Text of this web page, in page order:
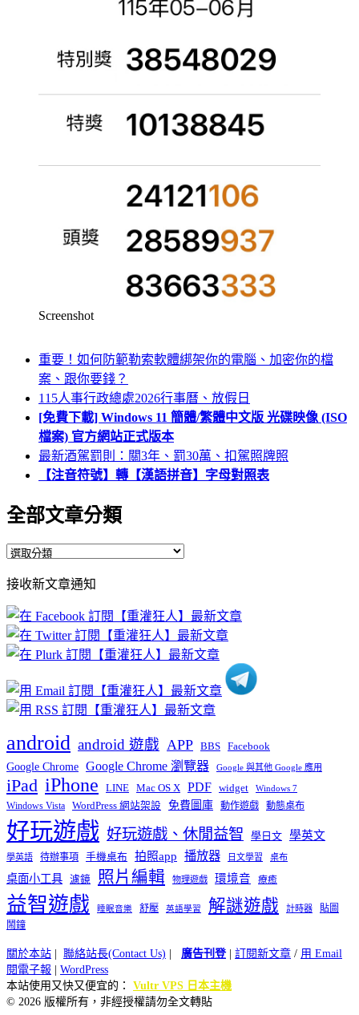
Screenshot
重要！如何防範勒索軟體綁架你的電腦、加密你的檔
案、跟你要錢？
115人事行政總處2026行事曆、放假日
[免費下載] Windows 11 簡體/繁體中文版 光碟映像 (ISO
檔案) 官方網站正式版本
最新酒駕罰則：關3年、罰30萬、扣駕照牌照
【注音符號】轉【漢語拼音】字母對照表
全部文章分類
全
文
章
分
類
接收新文章通知
android android 遊戲 APP BBS Facebook
Google Chrome Google Chrome 瀏覽器 Google 與其他 Google 應用
iPad iPhone LINE Mac OS X PDF widget Windows 7
Windows Vista WordPress 網站架設 免費圖庫 動作遊戲 動態桌布
好玩遊戲 好玩遊戲、休閒益智 學日文 學英文
學英語 待辦事項 手機桌布 拍照app 播放器 日文學習 桌布
桌面小工具 濾鏡 照片編輯 物理遊戲 環境音 療癒
益智遊戲 睡眠音樂 舒壓 英語學習 解謎遊戲 計時器
貼圖
鬧鐘
關於本站 | 聯絡站長(Contact Us) | 廣告刊登| 訂閱新文章 / 用 Email
閱電子報 | WordPress
本站使用又快又便宜的： Vultr VPS 日本主機
© 2026 版權所有，非經授權請勿全文轉貼